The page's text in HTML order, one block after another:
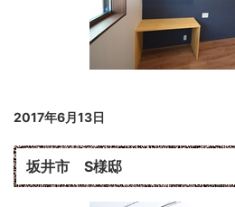
2017年6月13日
坂井市 S様邸